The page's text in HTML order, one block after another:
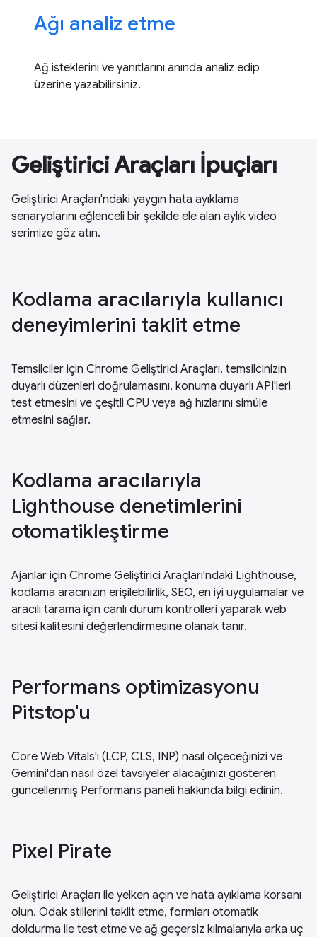
Ağı analiz etme
Ağ isteklerini ve yanıtlarını anında analiz edip
üzerine yazabilirsiniz.
Geliştirici Araçları İpuçları
Geliştirici Araçları'ndaki yaygın hata ayıklama
senaryolarını eğlenceli bir şekilde ele alan aylık video
serimize göz atın.
Kodlama aracılarıyla kullanıcı
deneyimlerini taklit etme
Temsilciler için Chrome Geliştirici Araçları, temsilcinizin
duyarlı düzenleri doğrulamasını, konuma duyarlı API'leri
test etmesini ve çeşitli CPU veya ağ hızlarını simüle
etmesini sağlar.
Kodlama aracılarıyla
Lighthouse denetimlerini
otomatikleştirme
Ajanlar için Chrome Geliştirici Araçları'ndaki Lighthouse,
kodlama aracınızın erişilebilirlik, SEO, en iyi uygulamalar ve
aracılı tarama için canlı durum kontrolleri yaparak web
sitesi kalitesini değerlendirmesine olanak tanır.
Performans optimizasyonu
Pitstop'u
Core Web Vitals'ı (LCP, CLS, INP) nasıl ölçeceğinizi ve
Gemini'dan nasıl özel tavsiyeler alacağınızı gösteren
güncellenmiş Performans paneli hakkında bilgi edinin.
Pixel Pirate
Geliştirici Araçları ile yelken açın ve hata ayıklama korsanı
olun. Odak stillerini taklit etme, formları otomatik
doldurma ile test etme ve ağ geçersiz kılmalarıyla arka uç